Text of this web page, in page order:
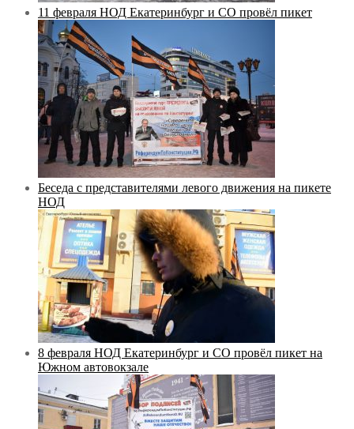
11 февраля НОД Екатеринбург и СО провёл пикет
Беседа с представителями левого движения на пикете
НОД
8 февраля НОД Екатеринбург и СО провёл пикет на
Южном автовокзале